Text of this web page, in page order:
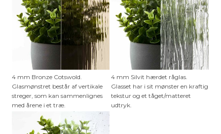
4 mm Bronze Cotswold.
Glasmønstret består af vertikale
streger, som kan sammenlignes
med årene i et træ.
4 mm Silvit hærdet råglas.
Glasset har i sit mønster en kraftig
tekstur og et tåget/matteret
udtryk.